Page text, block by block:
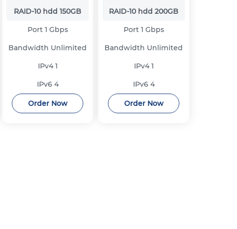
RAID-10 hdd 150GB
Port 1 Gbps
Bandwidth Unlimited
IPv41
IPv6 4
Order Now
RAID-10 hdd 200GB
Port 1 Gbps
Bandwidth Unlimited
IPv41
IPv6 4
Order Now